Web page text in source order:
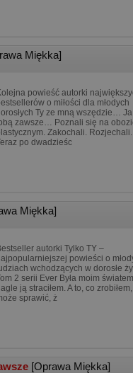
Miękka]
powieść autorki
o miłości dla młodych
Ty ze mną wszędzie…
zawsze… Poznali się na
Zakochali. Rozjechali.
po dwadzieśc
Miękka]
autorki Tylko TY –
powieści o
wchodzących w dorosłe
2 serii Ever Była moim światem.
ją straciłem. A to, co zrobiłem,
sprawić, ż
[Oprawa Miękka]